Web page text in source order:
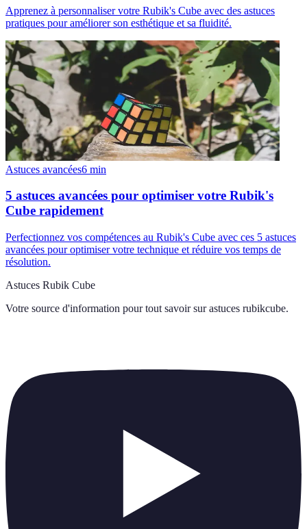
Apprenez à personnaliser votre Rubik's Cube avec des astuces
pratiques pour améliorer son esthétique et sa fluidité.
Astuces avancées6 min
5 astuces avancées pour optimiser votre Rubik's
Cube rapidement
Perfectionnez vos compétences au Rubik's Cube avec ces 5 astuces
avancées pour optimiser votre technique et réduire vos temps de
résolution.
Astuces Rubik Cube
Votre source d'information pour tout savoir sur astuces rubikcube.